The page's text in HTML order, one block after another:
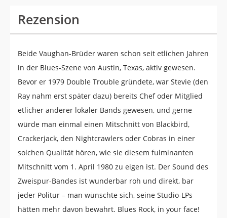
Rezension
Beide Vaughan-Brüder waren schon seit etlichen Jahren
in der Blues-Szene von Austin, Texas, aktiv gewesen.
Bevor er 1979 Double Trouble gründete, war Stevie (den
Ray nahm erst später dazu) bereits Chef oder Mitglied
etlicher anderer lokaler Bands gewesen, und gerne
würde man einmal einen Mitschnitt von Blackbird,
Crackerjack, den Nightcrawlers oder Cobras in einer
solchen Qualität hören, wie sie diesem fulminanten
Mitschnitt vom 1. April 1980 zu eigen ist. Der Sound des
Zweispur-Bandes ist wunderbar roh und direkt, bar
jeder Politur – man wünschte sich, seine Studio-LPs
hätten mehr davon bewahrt. Blues Rock, in your face!